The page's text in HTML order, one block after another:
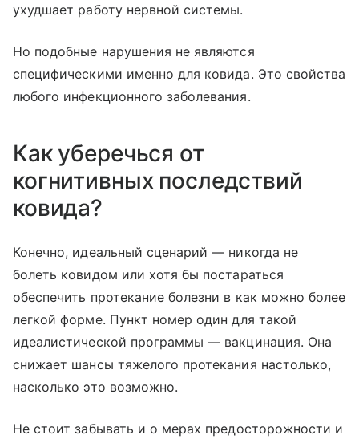
ухудшает работу нервной системы.
Но подобные нарушения не являются
специфическими именно для ковида. Это свойства
любого инфекционного заболевания.
Как уберечься от
когнитивных последствий
ковида?
Конечно, идеальный сценарий — никогда не
болеть ковидом или хотя бы постараться
обеспечить протекание болезни в как можно более
легкой форме. Пункт номер один для такой
идеалистической программы — вакцинация. Она
снижает шансы тяжелого протекания настолько,
насколько это возможно.
Не стоит забывать и о мерах предосторожности и